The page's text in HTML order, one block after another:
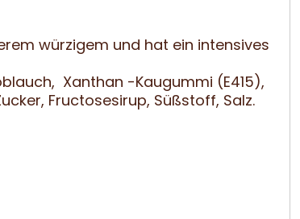
würzigem und hat ein intensives
Xanthan -Kaugummi (E415),
Fructosesirup, Süßstoff, Salz.